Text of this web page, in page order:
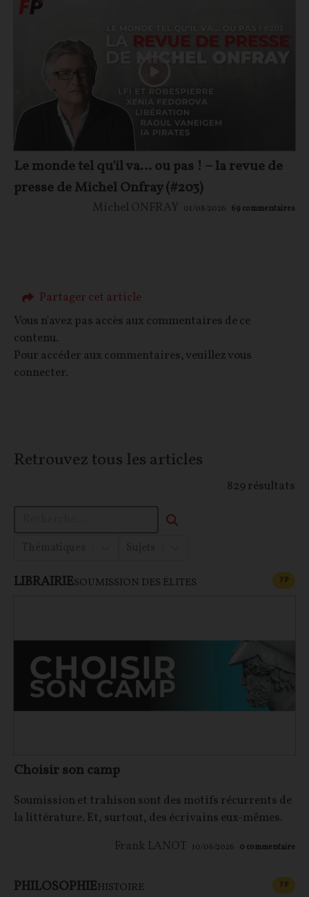
Le monde tel qu'il va… ou pas ! – la revue de
presse de Michel Onfray (#203)
Michel ONFRAY 01/08/2026 69 commentaires
Partager cet article
Vous n'avez pas accès aux commentaires de ce
contenu.
Pour accéder aux commentaires, veuillez vous
connecter.
Retrouvez tous les articles
829 résultats
LIBRAIRIESOUMISSION DES ÉLITES FP
Choisir son camp
Soumission et trahison sont des motifs récurrents de
la littérature. Et, surtout, des écrivains eux-mêmes.
Frank LANOT 10/06/2026 0 commentaire
PHILOSOPHIEHISTOIRE FP